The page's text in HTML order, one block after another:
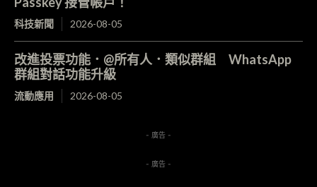
科技新聞 2026-08-05
改進投票功能．@所有人．類似群組 WhatsApp
群組對話功能升級
流動應用 2026-08-05
- 廣告 -
- 廣告 -